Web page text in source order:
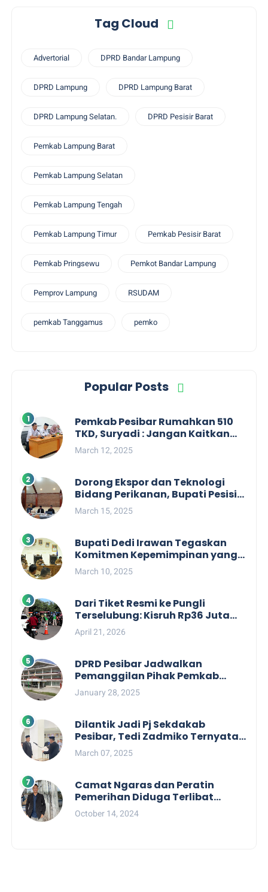
Tag Cloud
Advertorial DPRD Bandar Lampung
DPRD Lampung DPRD Lampung Barat
DPRD Lampung Selatan. DPRD Pesisir Barat
Pemkab Lampung Barat
Pemkab Lampung Selatan
Pemkab Lampung Tengah
Pemkab Lampung Timur Pemkab Pesisir Barat
Pemkab Pringsewu Pemkot Bandar Lampung
Pemprov Lampung RSUDAM
pemkab Tanggamus pemko
Popular Posts
Pemkab Pesibar Rumahkan 510
TKD, Suryadi : Jangan Kaitkan
Dengan Kepentingan Politik
March 12, 2025
Dorong Ekspor dan Teknologi
Bidang Perikanan, Bupati Pesisir
Barat Audiensi Terkait Sister City
March 15, 2025
Bupati Dedi Irawan Tegaskan
Komitmen Kepemimpinan yang
Berpihak kepada Masyarakat
dalam Rapat Koordinasi OPD
March 10, 2025
Dari Tiket Resmi ke Pungli
Terselubung: Kisruh Rp36 Juta
Pengelolaan Tiket Pantai
Labuhan Jukung
April 21, 2026
DPRD Pesibar Jadwalkan
Pemanggilan Pihak Pemkab
Terkait Nasib dan Status TKD di
Tahun 2025
January 28, 2025
Dilantik Jadi Pj Sekdakab
Pesibar, Tedi Zadmiko Ternyata
Punya Rekam Jejak Gemilang
March 07, 2025
Camat Ngaras dan Peratin
Pemerihan Diduga Terlibat
Politik Praktis, Mahasiswa
Pesibar Desak Bawaslu
October 14, 2024